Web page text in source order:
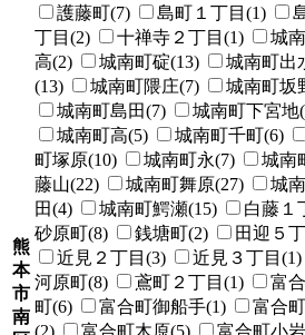
熊
本
市
南
護藤町(7)
島町１丁目(1)
丁目(2)
十禅寺２丁目(1) 城
高(2)
城南町碇(13) 城南町出
(13)
城南町隈庄(7) 城南町坂
城南町島田(7)
城南町下宮地
城南町高(5)
城南町千町(6)
町塚原(10)
城南町永(7) 城南
藤山(22)
城南町舞原(27) 城
田(4)
城南町鰐瀬(15) 白藤１
砂原町(8)
銭塘町(2) 田迎５
近見２丁目(3)
近見３丁目(1)
河原町(8)
鳶町２丁目(1) 富
町(6)
富合町御船手(1) 富合